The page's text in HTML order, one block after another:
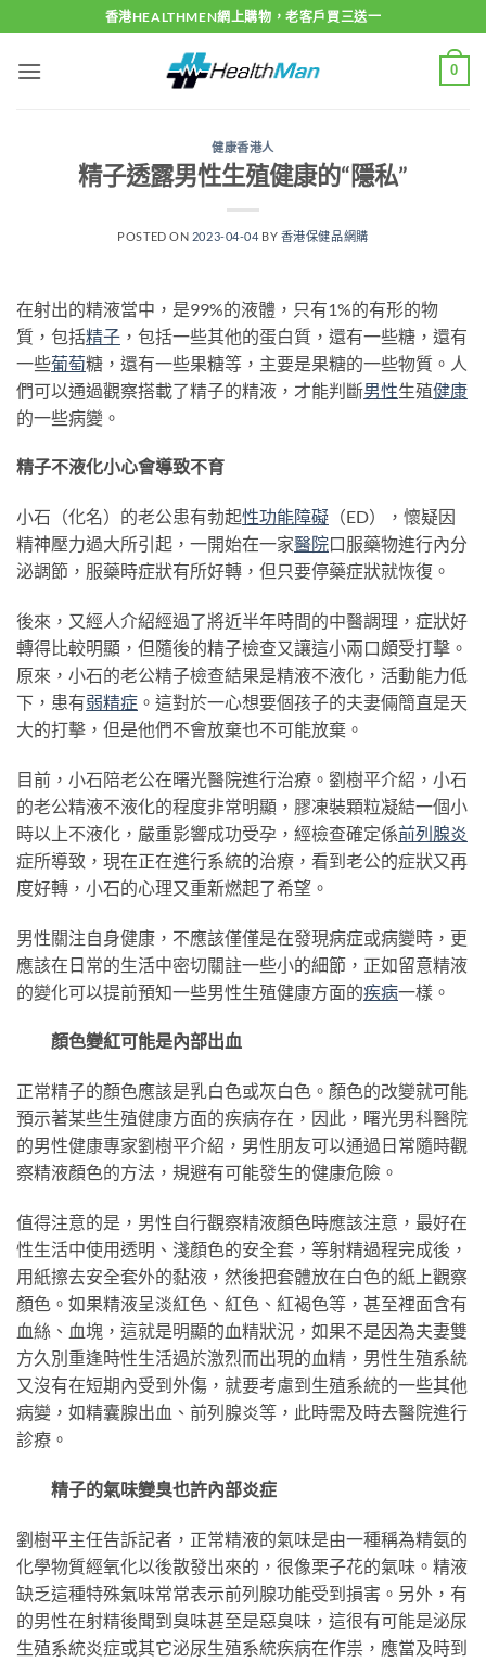
to
content
香港HEALTHMEN網上購物，老客戶買三送一
0
健康香港人
精子透露男性生殖健康的“隱私”
POSTED ON 2023-04-04 BY 香港保健品網購
在射出的精液當中，是99%的液體，只有1%的有形的物
質，包括精子 ，包括一些其他的蛋白質，還有一些糖，還有
一些葡萄糖，還有一些果糖等，主要是果糖的一些物質。人
們可以通過觀察搭載了精子的精液，才能判斷男性生殖健康
的一些病變。
精子不液化小心會導致不育
小石（化名）的老公患有勃起性功能障礙 （ED），懷疑因
精神壓力過大所引起，一開始在一家醫院口服藥物進行內分
泌調節，服藥時症狀有所好轉，但只要停藥症狀就恢復。
後來，又經人介紹經過了將近半年時間的中醫調理，症狀好
轉得比較明顯，但隨後的精子檢查又讓這小兩口頗受打擊。
原來，小石的老公精子檢查結果是精液不液化，活動能力低
下，患有弱精症 。這對於一心想要個孩子的夫妻倆簡直是天
大的打擊，但是他們不會放棄也不可能放棄。
目前，小石陪老公在曙光醫院進行治療。劉樹平介紹，小石
的老公精液不液化的程度非常明顯，膠凍裝顆粒凝結一個小
時以上不液化，嚴重影響成功受孕，經檢查確定係前列腺炎
症所導致，現在正在進行系統的治療，看到老公的症狀又再
度好轉，小石的心理又重新燃起了希望。
男性關注自身健康，不應該僅僅是在發現病症或病變時，更
應該在日常的生活中密切關註一些小的細節，正如留意精液
的變化可以提前預知一些男性生殖健康方面的疾病一樣。
顏色變紅可能是內部出血
正常精子的顏色應該是乳白色或灰白色。顏色的改變就可能
預示著某些生殖健康方面的疾病存在，因此，曙光男科醫院
的男性健康專家劉樹平介紹，男性朋友可以通過日常隨時觀
察精液顏色的方法，規避有可能發生的健康危險。
值得注意的是，男性自行觀察精液顏色時應該注意，最好在
性生活中使用透明、淺顏色的安全套，等射精過程完成後，
用紙擦去安全套外的黏液，然後把套體放在白色的紙上觀察
顏色。如果精液呈淡紅色、紅色、紅褐色等，甚至裡面含有
血絲、血塊，這就是明顯的血精狀況，如果不是因為夫妻雙
方久別重逢時性生活過於激烈而出現的血精，男性生殖系統
又沒有在短期內受到外傷，就要考慮到生殖系統的一些其他
病變，如精囊腺出血、前列腺炎等，此時需及時去醫院進行
診療。
精子的氣味變臭也許內部炎症
劉樹平主任告訴記者，正常精液的氣味是由一種稱為精氨的
化學物質經氧化以後散發出來的，很像栗子花的氣味。精液
缺乏這種特殊氣味常常表示前列腺功能受到損害。另外，有
的男性在射精後聞到臭味甚至是惡臭味，這很有可能是泌尿
生殖系統炎症或其它泌尿生殖系統疾病在作祟，應當及時到